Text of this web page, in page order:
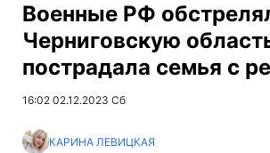
Военные РФ
Черниговскую
пострадала семья с
16:02 02.12.2023 Сб
КАРИНА ЛЕВИЦКАЯ